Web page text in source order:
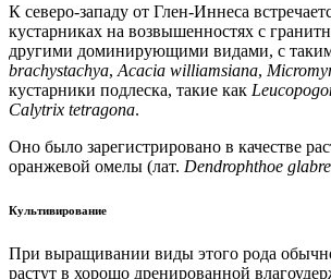
К северо-западу от Глен-Иннеса
кустарниках на возвышенностях с
другими доминирующими видами, с
brachystachya, Acacia williamsiana,
кустарники подлеска, такие как
Calytrix tetragona.
Оно было зарегистрировано в качестве
оранжевой омелы (лат. Dendrophthoe
Культивирование
При выращивании виды этого рода
растут в хорошо дренированной